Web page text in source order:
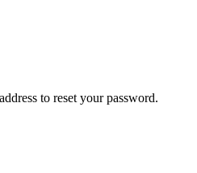
to reset your password.